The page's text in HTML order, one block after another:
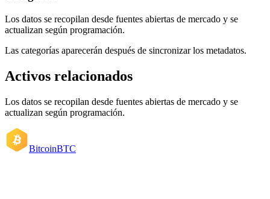
Los datos se recopilan desde fuentes abiertas de mercado y se
actualizan según programación.
Las categorías aparecerán después de sincronizar los metadatos.
Activos relacionados
Los datos se recopilan desde fuentes abiertas de mercado y se
actualizan según programación.
BitcoinBTC